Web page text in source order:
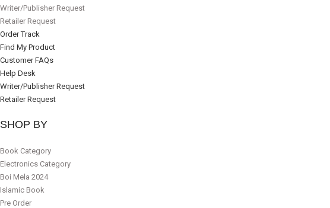
Writer/Publisher Request
Retailer Request
Order Track
Find My Product
Customer FAQs
Help Desk
Writer/Publisher Request
Retailer Request
SHOP BY
Book Category
Electronics Category
Boi Mela 2024
Islamic Book
Pre Order